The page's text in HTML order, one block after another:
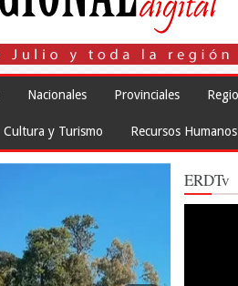
Nacionales Provinciales
Cultura y Turismo Recursos Humanos
ERDTv